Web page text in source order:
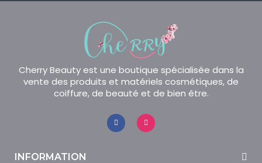
Cherry Beauty est une boutique spécialisée dans la
vente des produits et matériels cosmétiques, de
coiffure, de beauté et de bien être.
INFORMATION